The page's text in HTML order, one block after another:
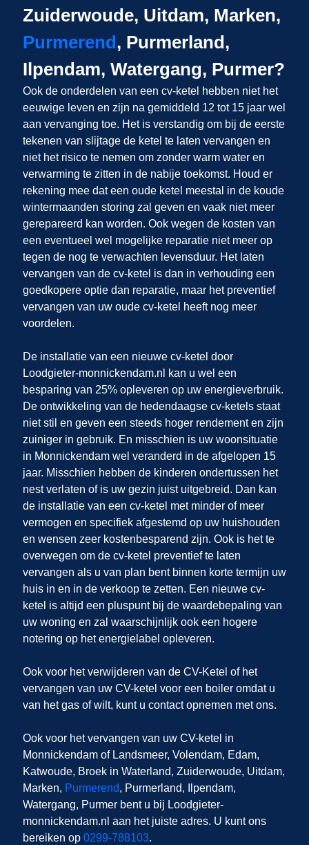
Zuiderwoude, Uitdam, Marken,
Purmerend, Purmerland,
Ilpendam, Watergang, Purmer?
Ook de onderdelen van een cv-ketel hebben niet het
eeuwige leven en zijn na gemiddeld 12 tot 15 jaar wel
aan vervanging toe. Het is verstandig om bij de eerste
tekenen van slijtage de ketel te laten vervangen en
niet het risico te nemen om zonder warm water en
verwarming te zitten in de nabije toekomst. Houd er
rekening mee dat een oude ketel meestal in de koude
wintermaanden storing zal geven en vaak niet meer
gerepareerd kan worden. Ook wegen de kosten van
een eventueel wel mogelijke reparatie niet meer op
tegen de nog te verwachten levensduur. Het laten
vervangen van de cv-ketel is dan in verhouding een
goedkopere optie dan reparatie, maar het preventief
vervangen van uw oude cv-ketel heeft nog meer
voordelen.
De installatie van een nieuwe cv-ketel door
Loodgieter-monnickendam.nl
kan u wel een
besparing van 25% opleveren op uw energieverbruik.
De ontwikkeling van de hedendaagse cv-ketels staat
niet stil en geven een steeds hoger rendement en zijn
zuiniger in gebruik. En misschien is uw woonsituatie
in Monnickendam wel veranderd in de afgelopen 15
jaar. Misschien hebben de kinderen ondertussen het
nest verlaten of is uw gezin juist uitgebreid. Dan kan
de installatie van een cv-ketel met minder of meer
vermogen en specifiek afgestemd op uw huishouden
en wensen zeer kostenbesparend zijn. Ook is het te
overwegen om de cv-ketel preventief te laten
vervangen als u van plan bent binnen korte termijn uw
huis in en in de verkoop te zetten. Een nieuwe cv-
ketel is altijd een pluspunt bij de waardebepaling van
uw woning en zal waarschijnlijk ook een hogere
notering op het energielabel opleveren.
Ook voor het verwijderen van de CV-Ketel of het
vervangen van uw CV-ketel voor een boiler omdat u
van het gas of wilt, kunt u contact opnemen met ons.
Ook voor het vervangen van uw CV-ketel in
Monnickendam of Landsmeer, Volendam, Edam,
Katwoude, Broek in Waterland, Zuiderwoude, Uitdam,
Marken, Purmerend, Purmerland, Ilpendam,
Watergang, Purmer bent u bij Loodgieter-
monnickendam.nl aan het juiste adres. U kunt ons
bereiken op 0299-788103.